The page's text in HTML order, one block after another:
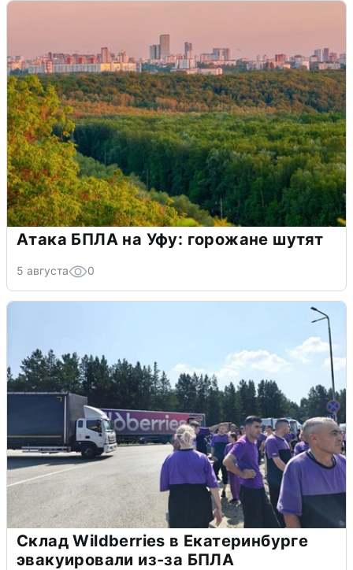
Атака БПЛА на Уфу: горожане шутят
5 августа 0
Склад Wildberries в Екатеринбурге
эвакуировали из-за БПЛА